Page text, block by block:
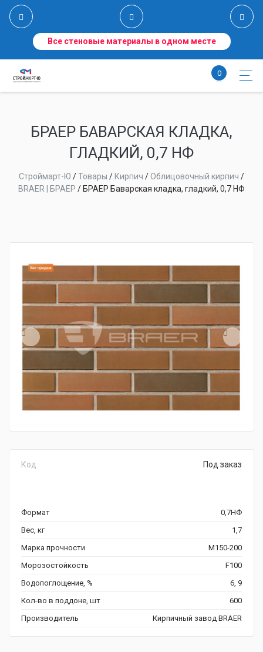
Все стеновые материалы в одном месте
0
БРАЕР БАВАРСКАЯ КЛАДКА,
ГЛАДКИЙ, 0,7 НФ
Строймарт-Ю /Товары / Кирпич /Облицовочный кирпич /
BRAER | БРАЕР / БРАЕР Баварская кладка, гладкий, 0,7 НФ
Код Под заказ
Формат
0,7НФ
Вес, кг
1,7
Марка прочности
М150-200
Морозостойкость
F100
Водопоглощение, %
6, 9
Кол-во в поддоне, шт
600
Производитель
Кирпичный завод BRAER